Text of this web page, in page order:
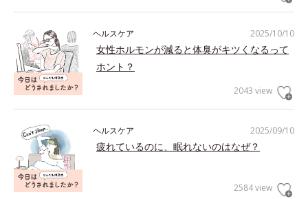
2025/10/10
ヘルスケア
女性ホルモンが減ると体臭がキツくなるって
ホント？
2043 view
2025/09/10
ヘルスケア
疲れているのに、眠れないのはなぜ？
2584 view